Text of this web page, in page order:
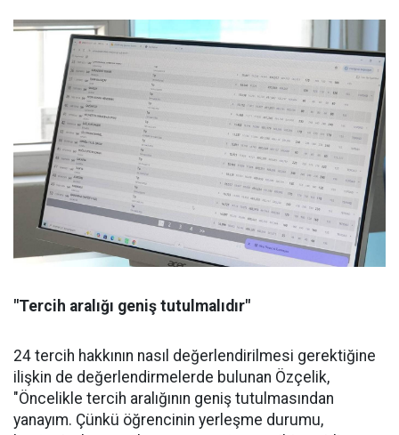
"Tercih aralığı geniş tutulmalıdır"
24 tercih hakkının nasıl değerlendirilmesi gerektiğine
ilişkin de değerlendirmelerde bulunan Özçelik,
"Öncelikle tercih aralığının geniş tutulmasından
yanayım. Çünkü öğrencinin yerleşme durumu,